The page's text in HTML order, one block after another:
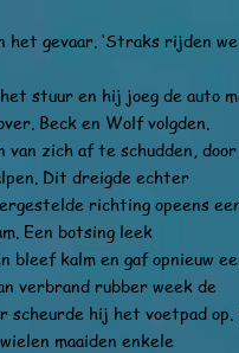
gevaar. ‘Straks rijden we
stuur en hij joeg de auto
Beck en Wolf volgden.
van zich af te schudden, door
Dit dreigde echter
richting opeens
Een botsing leek
bleef kalm en gaf opnieuw
verbrand rubber week de
scheurde hij het voetpad
maaiden enkele